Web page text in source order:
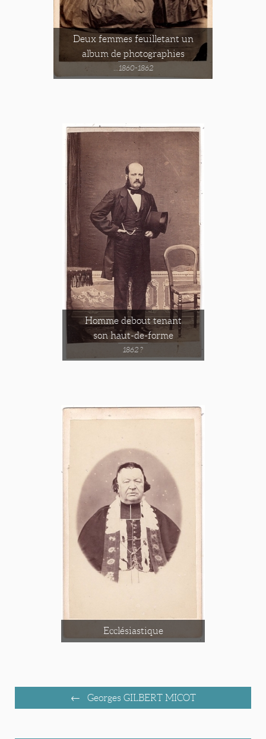
Deux femmes feuilletant un
album de photographies
...1860-1862
Homme debout tenant
son haut-de-forme
1862 ?
Ecclésiastique
Georges GILBERT MICOT